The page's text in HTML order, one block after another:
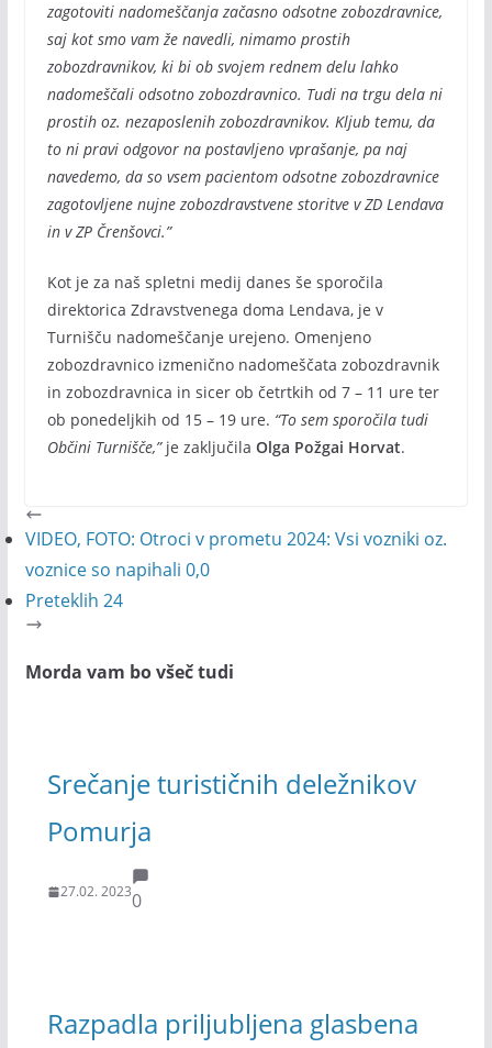
zagotoviti nadomeščanja začasno odsotne zobozdravnice,
saj kot smo vam že navedli, nimamo prostih
zobozdravnikov, ki bi ob svojem rednem delu lahko
nadomeščali odsotno zobozdravnico. Tudi na trgu dela ni
prostih oz. nezaposlenih zobozdravnikov. Kljub temu, da
to ni pravi odgovor na postavljeno vprašanje, pa naj
navedemo, da so vsem pacientom odsotne zobozdravnice
zagotovljene nujne zobozdravstvene storitve v ZD Lendava
in v ZP Črenšovci.”
Kot je za naš spletni medij danes še sporočila
direktorica Zdravstvenega doma Lendava, je v
Turnišču nadomeščanje urejeno. Omenjeno
zobozdravnico izmenično nadomeščata zobozdravnik
in zobozdravnica in sicer ob četrtkih od 7 – 11 ure ter
ob ponedeljkih od 15 – 19 ure. “To sem sporočila tudi
Občini Turnišče,”je zaključila Olga Požgai Horvat.
VIDEO, FOTO: Otroci v prometu 2024: Vsi vozniki oz.
voznice so napihali 0,0
Preteklih 24
Morda vam bo všeč tudi
Srečanje turističnih deležnikov
Pomurja
27.02. 20230
Razpadla priljubljena glasbena